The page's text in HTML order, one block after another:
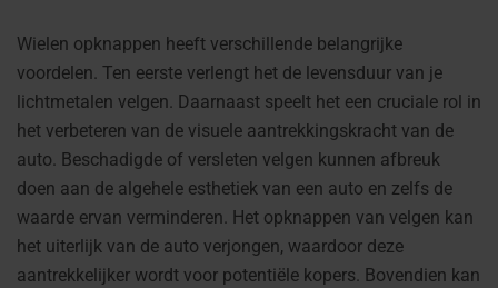
Wielen opknappen heeft verschillende belangrijke
voordelen. Ten eerste verlengt het de levensduur van je
lichtmetalen velgen. Daarnaast speelt het een cruciale rol in
het verbeteren van de visuele aantrekkingskracht van de
auto. Beschadigde of versleten velgen kunnen afbreuk
doen aan de algehele esthetiek van een auto en zelfs de
waarde ervan verminderen. Het opknappen van velgen kan
het uiterlijk van de auto verjongen, waardoor deze
aantrekkelijker wordt voor potentiële kopers. Bovendien kan